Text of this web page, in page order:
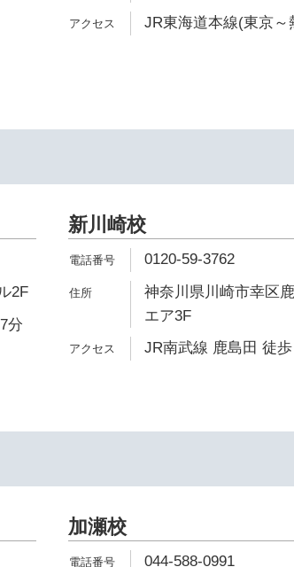
JR東海道本線(東京
2F
分
新川崎校
0120-59-3762
神奈川県川崎市幸区
エア3F
JR南武線 鹿島田 徒
加瀬校
044-588-0991